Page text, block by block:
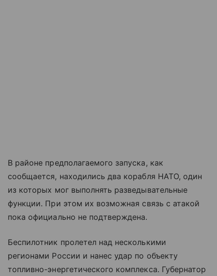
В районе предполагаемого запуска, как
сообщается, находились два корабля НАТО, один
из которых мог выполнять разведывательные
функции. При этом их возможная связь с атакой
пока официально не подтверждена.
Беспилотник пролетел над несколькими
регионами России и нанес удар по объекту
топливно-энергетического комплекса. Губернатор